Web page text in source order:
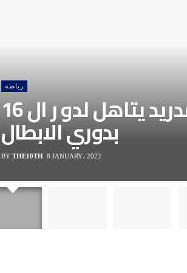
رياضة
اتليتكو مدريد يتاهل لدو ر ال 16
بدوري الابطال
BY THE10TH 8 JANUARY، 2022